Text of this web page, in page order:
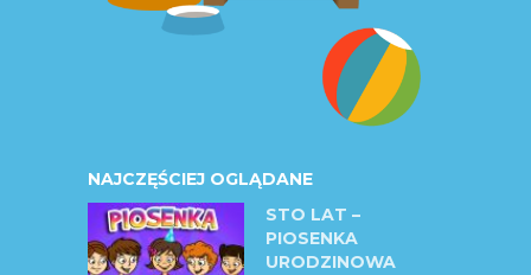
NAJCZĘŚCIEJ OGLĄDANE
STO LAT –
PIOSENKA
URODZINOWA